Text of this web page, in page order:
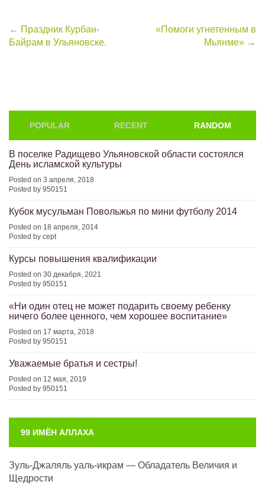
Post
← Праздник Курбан-
Байрам в Ульяновске.
«Помоги угнетенным в
Мьянме» →
POPULAR RECENT RANDOM
В поселке Радищево Ульяновской области состоялся
День исламской культуры
Posted on 3 апреля, 2018
Posted by 950151
Кубок мусульман Повольжья по мини футболу 2014
Posted on 18 апреля, 2014
Posted by cept
Курсы повышения квалификации
Posted on 30 декабря, 2021
Posted by 950151
«Ни один отец не может подарить своему ребенку
ничего более ценного, чем хорошее воспитание»
Posted on 17 марта, 2018
Posted by 950151
Уважаемые братья и сестры!
Posted on 12 мая, 2019
Posted by 950151
99 ИМЁН АЛЛАХА
Зуль-Джаляль уаль-икрам — Обладатель Величия и
Щедрости